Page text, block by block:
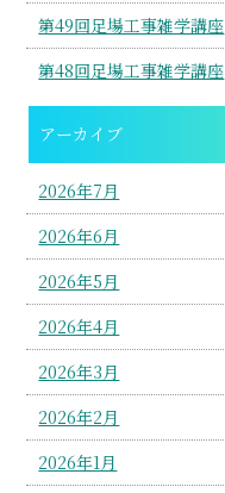
第49回足場工事雑学講座
第48回足場工事雑学講座
アーカイブ
2026年7月
2026年6月
2026年5月
2026年4月
2026年3月
2026年2月
2026年1月